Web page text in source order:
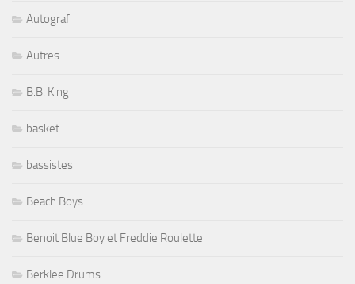
Autograf
Autres
B.B. King
basket
bassistes
Beach Boys
Benoit Blue Boy et Freddie Roulette
Berklee Drums